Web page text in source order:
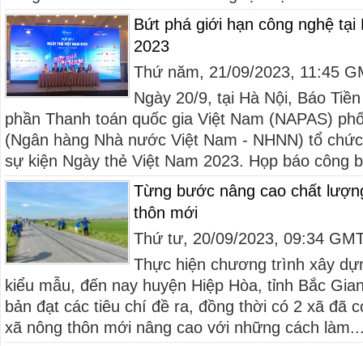
Bứt phá giới hạn công nghệ tại
2023
Thứ năm, 21/09/2023, 11:45
Ngày 20/9, tại Hà Nội, Báo
phần Thanh toán quốc gia Việt Nam (NAPAS)
(Ngân hàng Nhà nước Việt Nam - NHNN) tổ
sự kiện Ngày thẻ Việt Nam 2023. Họp báo công
Từng bước nâng cao chất
thôn mới
Thứ tư, 20/09/2023, 09:34
Thực hiện chương trình xây
kiểu mẫu, đến nay huyện Hiệp Hòa, tỉnh Bắc
bản đạt các tiêu chí đề ra, đồng thời có 2 xã đã
xã nông thôn mới nâng cao với những cách